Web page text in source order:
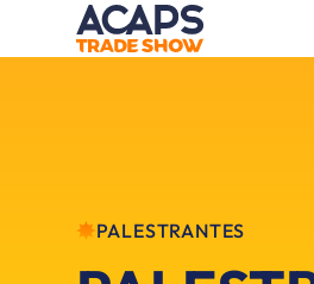
PALESTRANTES